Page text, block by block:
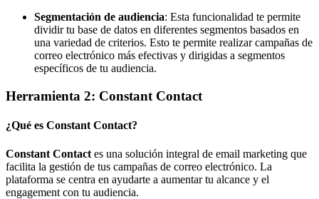
Segmentación de audiencia: Esta funcionalidad te permite
dividir tu base de datos en diferentes segmentos basados en
una variedad de criterios. Esto te permite realizar campañas de
correo electrónico más efectivas y dirigidas a segmentos
específicos de tu audiencia.
Herramienta 2: Constant Contact
¿Qué es Constant Contact?
Constant Contact es una solución integral de email marketing que
facilita la gestión de tus campañas de correo electrónico. La
plataforma se centra en ayudarte a aumentar tu alcance y el
engagement con tu audiencia.